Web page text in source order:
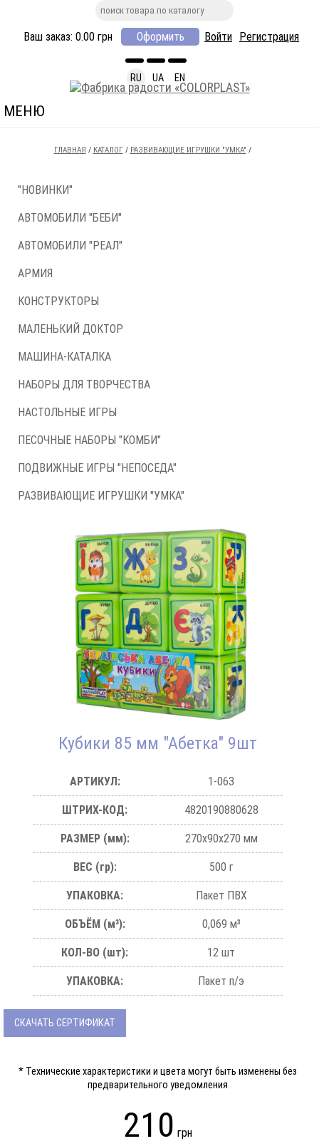
Ваш заказ: 0.00 грн Оформить Войти Регистрация
RU UA EN
МЕНЮ
ГЛАВНАЯ / КАТАЛОГ / РАЗВИВАЮЩИЕ ИГРУШКИ "УМКА" /
"НОВИНКИ"
АВТОМОБИЛИ "БЕБИ"
АВТОМОБИЛИ "РЕАЛ"
АРМИЯ
КОНСТРУКТОРЫ
МАЛЕНЬКИЙ ДОКТОР
МАШИНА-КАТАЛКА
НАБОРЫ ДЛЯ ТВОРЧЕСТВА
НАСТОЛЬНЫЕ ИГРЫ
ПЕСОЧНЫЕ НАБОРЫ "КОМБИ"
ПОДВИЖНЫЕ ИГРЫ "НЕПОСЕДА"
РАЗВИВАЮЩИЕ ИГРУШКИ "УМКА"
Кубики 85 мм "Абетка" 9шт
АРТИКУЛ: 1-063
ШТРИХ-КОД: 4820190880628
РАЗМЕР (мм): 270х90х270 мм
ВЕС (гр): 500 г
УПАКОВКА: Пакет ПВХ
ОБЪЁМ (м³): 0,069 м³
КОЛ-ВО (шт): 12 шт
УПАКОВКА: Пакет п/э
СКАЧАТЬ СЕРТИФИКАТ
* Технические характеристики и цвета могут быть изменены без
предварительного уведомления
210 грн